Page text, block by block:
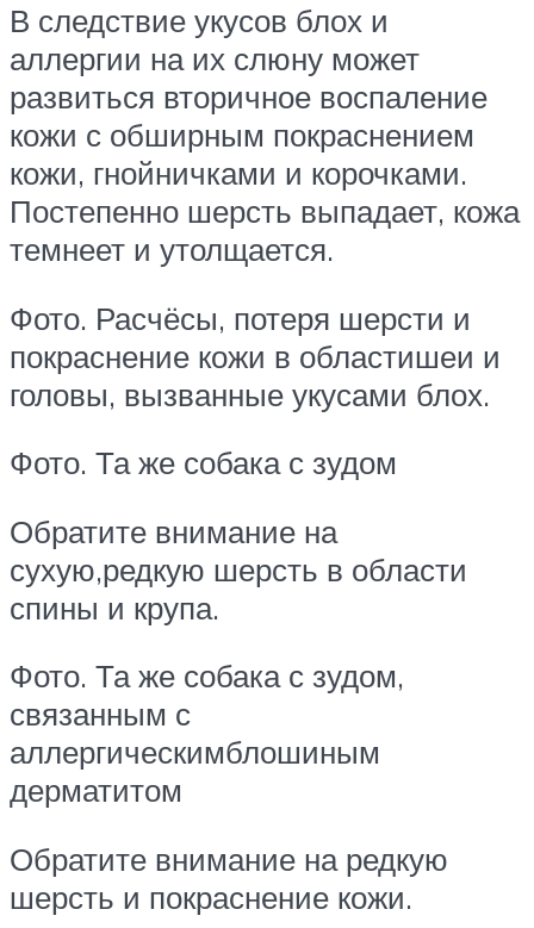
В следствие укусов блох и
аллергии на их слюну может
развиться вторичное воспаление
кожи с обширным покраснением
кожи, гнойничками и корочками.
Постепенно шерсть выпадает, кожа
темнеет и утолщается.
Фото. Расчёсы, потеря шерсти и
покраснение кожи в областишеи и
головы, вызванные укусами блох.
Фото. Та же собака с зудом
Обратите внимание на
сухую,редкую шерсть в области
спины и крупа.
Фото. Та же собака с зудом,
связанным с
аллергическимблошиным
дерматитом
Обратите внимание на редкую
шерсть и покраснение кожи.